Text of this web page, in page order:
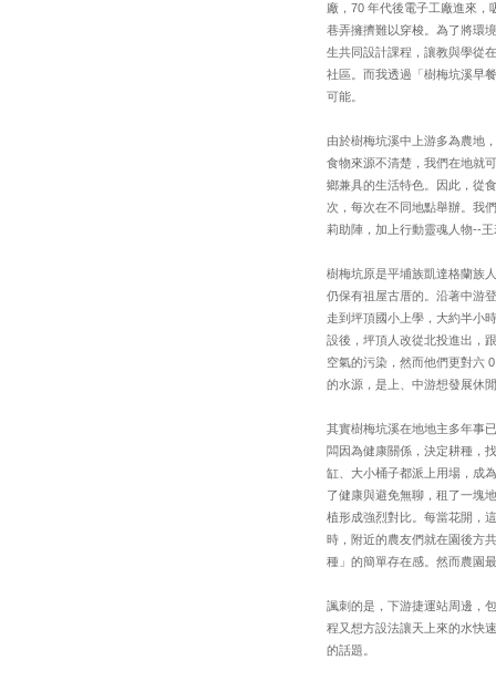
廠，70 年代後電子工廠進來
巷弄擁擠難以穿梭。為了將環
生共同設計課程，讓教與學從
社區。而我透過「樹梅坑溪早
可能。
由於樹梅坑溪中上游多為農地
食物來源不清楚，我們在地就
鄉兼具的生活特色。因此，從
次，每次在不同地點舉辦。我
莉助陣，加上行動靈魂人物--
樹梅坑原是平埔族凱達格蘭族
仍保有祖屋古厝的。沿著中游
走到坪頂國小上學，大約半小
設後，坪頂人改從北投進出，
空氣的污染，然而他們更對六
的水源，是上、中游想發展休
其實樹梅坑溪在地地主多年事
闆因為健康關係，決定耕種，
缸、大小桶子都派上用場，成
了健康與避免無聊，租了一塊
植形成強烈對比。每當花開，
時，附近的農友們就在園後方
種」的簡單存在感。然而農園
諷刺的是，下游捷運站周邊，
程又想方設法讓天上來的水快
的話題。